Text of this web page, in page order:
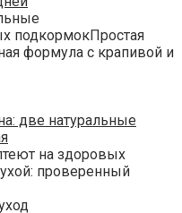
подкормокПростая
формула с крапивой и
две натуральные
на здоровых
проверенный